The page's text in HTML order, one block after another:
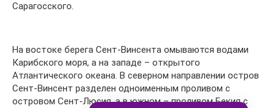
Сарагосского.
На востоке берега Сент-Винсента омываются водами
Карибского моря, а на западе – открытого
Атлантического океана. В северном направлении остров
Сент-Винсент разделен одноименным проливом с
островом Сент-Люсия, а в южном – проливом Бекия с